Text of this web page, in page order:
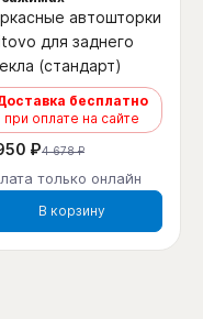
автошторки
для заднего
(стандарт)
бесплатно
при оплате на сайте
₽4 678 ₽
только онлайн
В корзину